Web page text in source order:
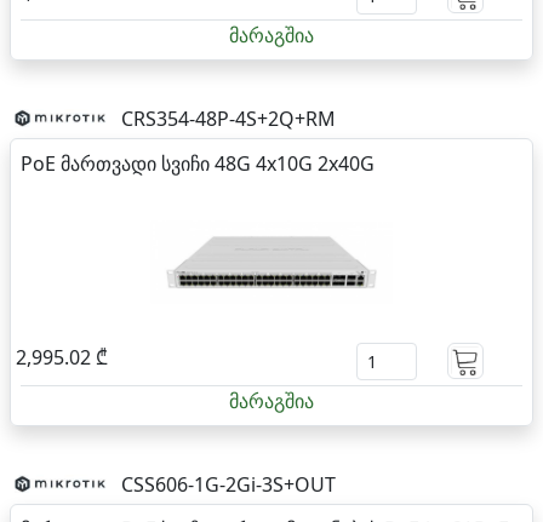
მარაგშია
CRS354-48P-4S+2Q+RM
PoE მართვადი სვიჩი 48G 4x10G 2x40G
2,995.02 ₾
მარაგშია
CSS606-1G-2Gi-3S+OUT